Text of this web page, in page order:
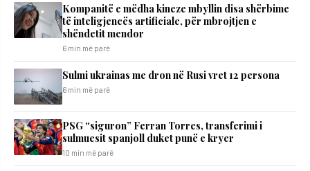
Kompanitë e mëdha kineze mbyllin disa shërbime
të inteligjencës artificiale, për mbrojtjen e
shëndetit mendor
6 min më parë
Sulmi ukrainas me dron në Rusi vret 12 persona
6 min më parë
PSG “siguron” Ferran Torres, transferimi i
sulmuesit spanjoll duket punë e kryer
10 min më parë